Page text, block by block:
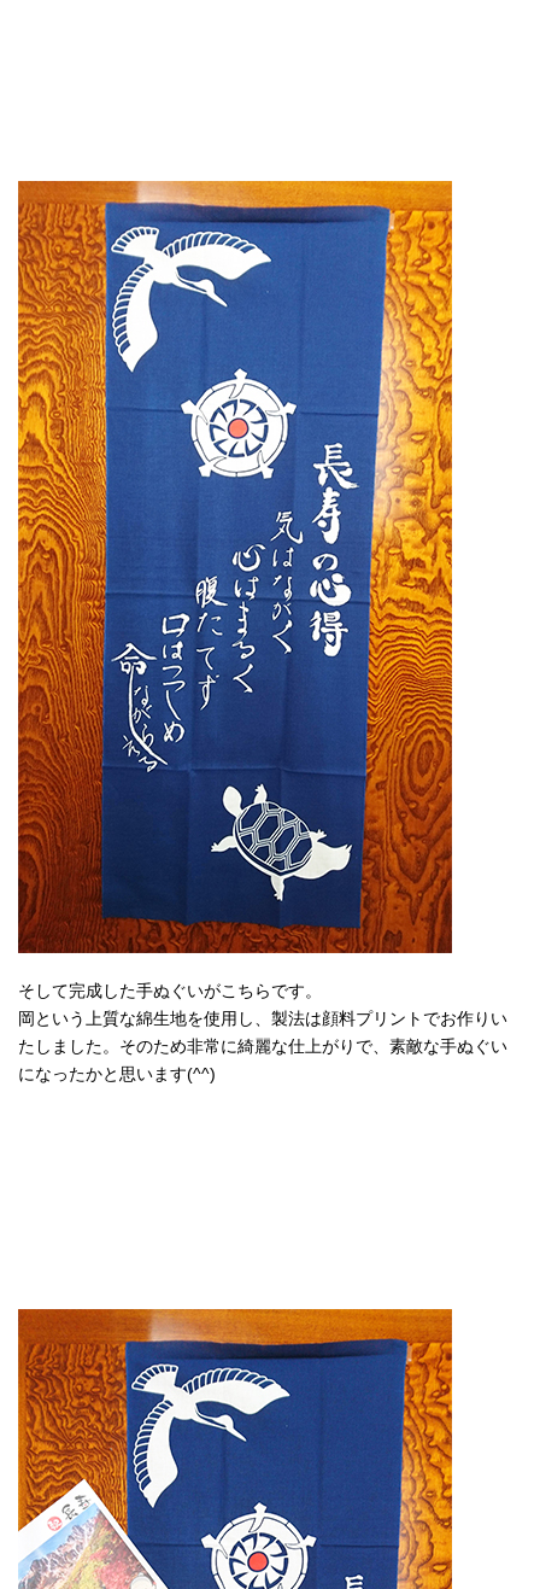
そして完成した手ぬぐいがこちらです。
岡という上質な綿生地を使用し、製法は顔料プリントでお作りい
たしました。そのため非常に綺麗な仕上がりで、素敵な手ぬぐい
になったかと思います(^^)